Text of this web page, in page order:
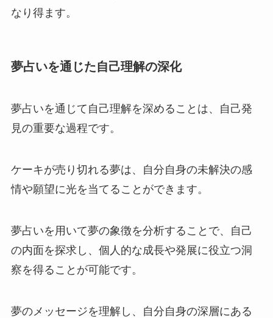
なり得ます。
夢占いを通じた自己理解の深化
夢占いを通じて自己理解を深めることは、自己発
見の重要な過程です。
ケーキが売り切れる夢は、自分自身の未解決の感
情や願望に光を当てることができます。
夢占いを用いて夢の象徴を分析することで、自己
の内面を探求し、個人的な成長や発展に役立つ洞
察を得ることが可能です。
夢のメッセージを理解し、自分自身の深層にある